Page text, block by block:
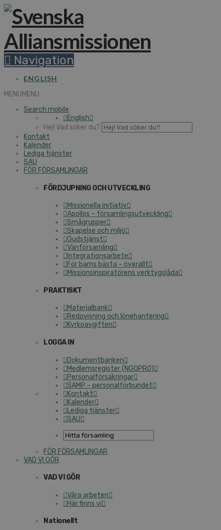
Navigation
ENGLISH
MENUMENU
Search mobile
English
Hej! Vad söker du?
Kontakt
Kalender
Lediga tjänster
SAU
FÖR FÖRSAMLINGAR
FÖRDJUPNING OCH UTVECKLING
Missionella initiativ
Apollos – församlingsutveckling
Smågrupper
Skapelse och miljö
Gudstjänst
Vänförsamling
Integrationsarbete
För barns bästa – överallt
Missionsinspiratörens verktygslåda
PRAKTISKT
Materialbank
Redovisning och lönehantering
Kyrkoavgiften
LOGGA IN
Dokumentbanken
Medlemsregister (NGOPRO)
Personalförsäkringar
SAMP – personalförbundet
Kontakt
Kalender
Lediga tjänster
SAU
FÖR FÖRSAMLINGAR
VAD VI GÖR
VAD VI GÖR
Våra arbeten
Här finns vi
Nationellt